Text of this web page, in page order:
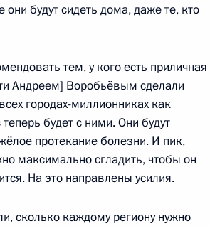
Касым-
будут сидеть дома, даже те, кто
тем, у кого есть приличная
Андреем] Воробьёвым сделали
городах-миллионниках как
будет с ними. Они будут
протекание болезни. И пик,
максимально сгладить, чтобы он
На это направлены усилия.
сколько каждому региону нужно